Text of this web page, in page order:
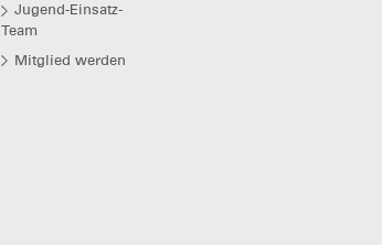
Jugend-Einsatz-
Team
Mitglied werden